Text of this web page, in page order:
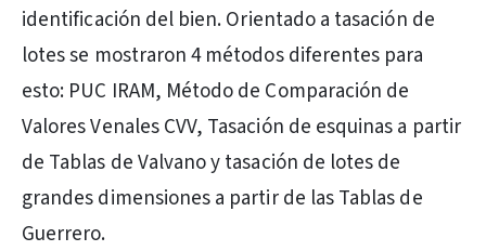
identificación del bien. Orientado a tasación de
lotes se mostraron 4 métodos diferentes para
esto: PUC IRAM, Método de Comparación de
Valores Venales CVV, Tasación de esquinas a partir
de Tablas de Valvano y tasación de lotes de
grandes dimensiones a partir de las Tablas de
Guerrero.